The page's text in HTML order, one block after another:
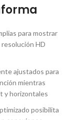
para mostrar
HD
ajustados para
mientras
y horizontales
posibilita